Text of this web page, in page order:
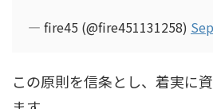
— fire45 (@fire451131258)
この原則を信条とし、着実に